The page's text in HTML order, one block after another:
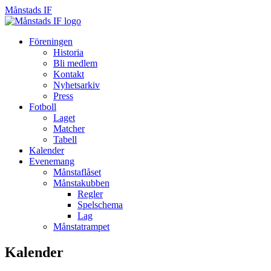
Månstads IF
Månstads
HoppaFöreningen
Historia
Bli medlem
Kontakt
Nyhetsarkiv
Press
Fotboll
Laget
Matcher
Tabell
Kalender
Evenemang
Månstaflåset
Månstakubben
Regler
Spelschema
Lag
Månstatrampet
Kalender